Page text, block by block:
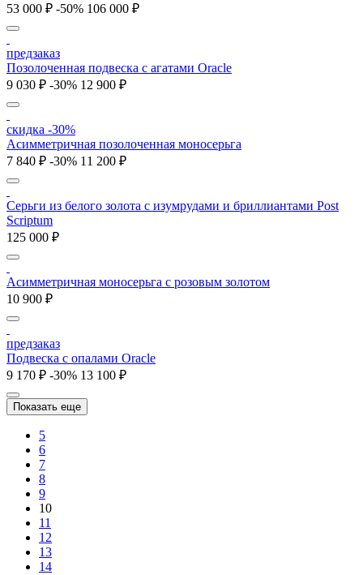
53 000 ₽ -50% 106 000 ₽
предзаказ
Позолоченная подвеска с агатами Oracle
9 030 ₽ -30% 12 900 ₽
скидка -30%
Асимметричная позолоченная моносерьга
7 840 ₽ -30% 11 200 ₽
Серьги из белого золота с изумрудами и бриллиантами Post
Scriptum
125 000 ₽
Асимметричная моносерьга с розовым золотом
10 900 ₽
предзаказ
Подвеска с опалами Oracle
9 170 ₽ -30% 13 100 ₽
Показать еще
5
6
7
8
9
10
11
12
13
14